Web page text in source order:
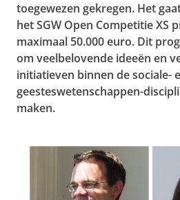
toegewezen gekregen. Het
het SGW Open Competitie XS
maximaal 50.000 euro. Dit
om veelbelovende ideeën en
initiatieven binnen de sociale-
geesteswetenschappen-
maken.